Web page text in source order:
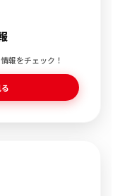
報をチェック！